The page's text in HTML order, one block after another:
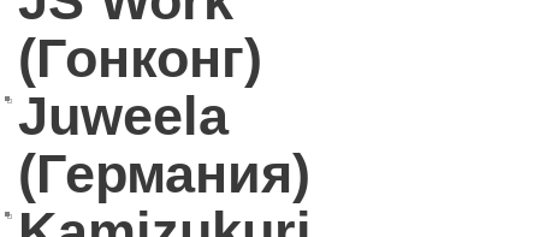
(Гонконг)
Juweela
(Германия)